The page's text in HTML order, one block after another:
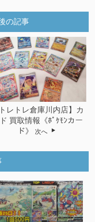
の記事
トレトレ倉庫川内店】カ
買取情報《ﾎﾟｹﾓﾝカー
ド》
次へ